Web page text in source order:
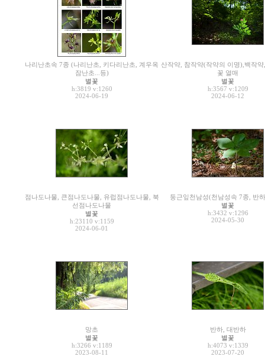
나리난초속 7종 (나리난초, 키다리난초, 계우옥
잠난초...등)
별꽃
h:3819 v:1260
2024-06-19
산작약, 참작약(작약의 이명),백작
꽃 열매
별꽃
h:3567 v:1209
2024-06-12
점나도나물, 큰점나도나물, 유럽점나도나물, 북
선점나도나물
별꽃
h:23110 v:1159
2024-06-01
둥근잎천남성(천남성속 7종, 반
별꽃
h:3432 v:1296
2024-05-30
망초
별꽃
h:3266 v:1189
2023-08-11
반하, 대반하
별꽃
h:4073 v:1339
2023-07-20